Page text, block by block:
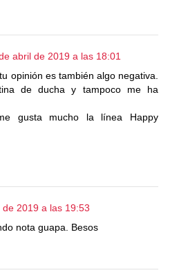
abril de 2019 a las 18:01
opinión es también algo negativa.
de ducha y tampoco me ha
gusta mucho la línea Happy
de 2019 a las 19:53
nota guapa. Besos